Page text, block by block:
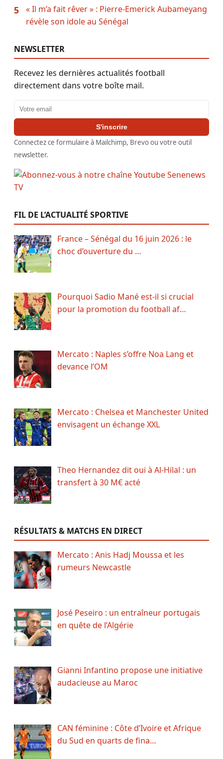
5
« Il m’a fait rêver » : Pierre-Emerick Aubameyang
révèle son idole au Sénégal
NEWSLETTER
Recevez les dernières actualités football
directement dans votre boîte mail.
Adresse email
S'inscrire
Connectez ce formulaire à Mailchimp, Brevo ou votre outil
newsletter.
FIL DE L’ACTUALITÉ SPORTIVE
France – Sénégal du 16 juin 2026 : le
choc d’ouverture du …
Pourquoi Sadio Mané est-il si crucial
pour la promotion du football af…
Mercato : Naples s’offre Noa Lang et
devance l’OM
Mercato : Chelsea et Manchester United
envisagent un échange XXL
Theo Hernandez dit oui à Al-Hilal : un
transfert à 30 M€ acté
RÉSULTATS & MATCHS EN DIRECT
Mercato : Anis Hadj Moussa et les
rumeurs Newcastle
José Peseiro : un entraîneur portugais
en quête de l’Algérie
Gianni Infantino propose une initiative
audacieuse au Maroc
CAN féminine : Côte d’Ivoire et Afrique
du Sud en quarts de fina…